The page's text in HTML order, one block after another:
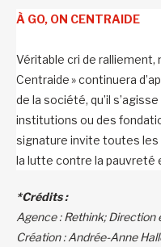
À GO, ON CENTRAIDE
Véritable cri de ralliement,
Centraide » continuera
de la société, qu’il
institutions ou des
signature invite toutes les
la lutte contre la pauvreté
*Crédits :
Agence : Rethink;
Création : Andrée-Anne